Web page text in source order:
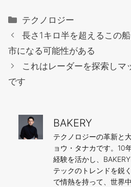
カ
テ
リ
ー
テクノロジー
長さ1キロ半を超えるこの
市になる可能性がある
これはレーダーを探索しマ
です
BAKERY
テクノロジーの革新と
ョウ・タナカです。10
経験を活かし、
テックのトレンドを鋭
で情熱を持って、世界